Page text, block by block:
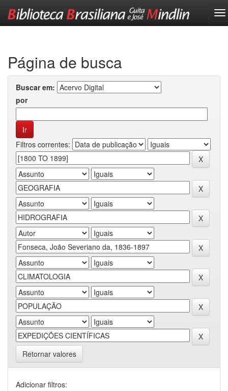
Página de busca
Buscar em:
por
Filtros correntes:
Retornar valores
Adicionar filtros: